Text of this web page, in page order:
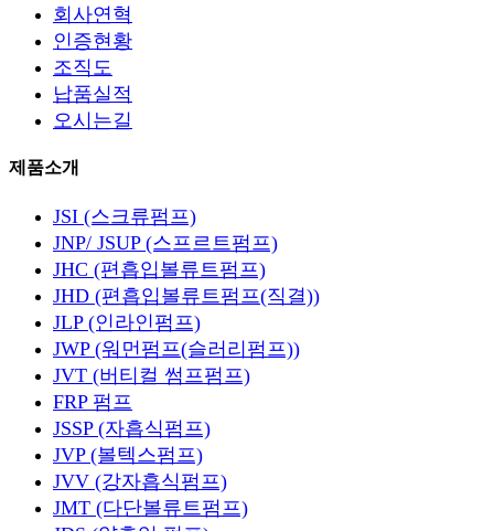
회사연혁
인증현황
조직도
납품실적
오시는길
제품소개
JSI (스크류펌프)
JNP/ JSUP (스프르트펌프)
JHC (편흡입볼류트펌프)
JHD (편흡입볼류트펌프(직결))
JLP (인라인펌프)
JWP (워먼펌프(슬러리펌프))
JVT (버티컬 썸프펌프)
FRP 펌프
JSSP (자흡식펌프)
JVP (볼텍스펌프)
JVV (강자흡식펌프)
JMT (다단볼류트펌프)